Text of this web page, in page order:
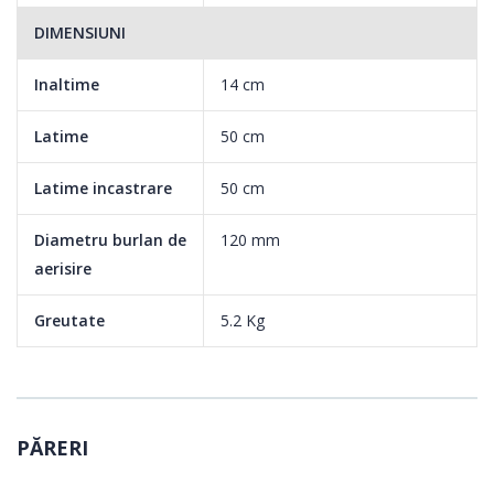
DIMENSIUNI
Inaltime 14 cm
Latime 50 cm
Latime incastrare 50 cm
Diametru burlan de
aerisire
120 mm
Greutate 5.2 Kg
PĂRERI